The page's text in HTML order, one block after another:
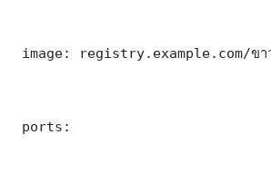
image: registry.example.com/ข
ports: